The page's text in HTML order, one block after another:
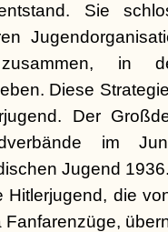
Sie
zusammen,
Diese
Der
im
Jugend
Hitlerjugend, die